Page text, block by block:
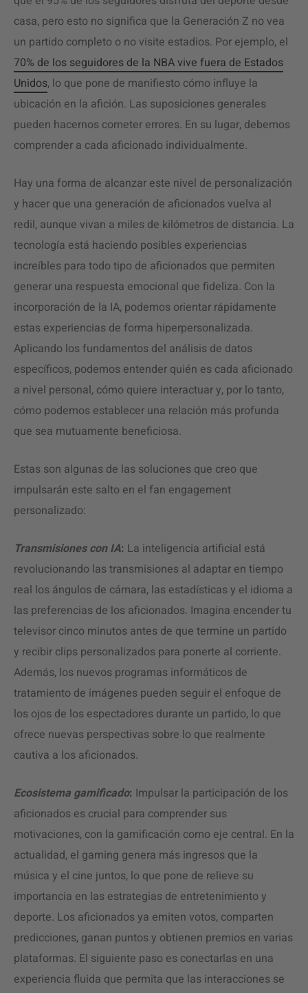
casa, pero esto no significa que la Generación Z no vea
un partido completo o no visite estadios. Por ejemplo, el
70% de los seguidores de la NBA vive fuera de Estados
Unidos, lo que pone de manifiesto cómo influye la
ubicación en la afición. Las suposiciones generales
pueden hacernos cometer errores. En su lugar, debemos
comprender a cada aficionado individualmente.
Hay una forma de alcanzar este nivel de personalización
y hacer que una generación de aficionados vuelva al
redil, aunque vivan a miles de kilómetros de distancia. La
tecnología está haciendo posibles experiencias
increíbles para todo tipo de aficionados que permiten
generar una respuesta emocional que fideliza. Con la
incorporación de la IA, podemos orientar rápidamente
estas experiencias de forma hiperpersonalizada.
Aplicando los fundamentos del análisis de datos
específicos, podemos entender quién es cada aficionado
a nivel personal, cómo quiere interactuar y, por lo tanto,
cómo podemos establecer una relación más profunda
que sea mutuamente beneficiosa.
Estas son algunas de las soluciones que creo que
impulsarán este salto en el fan engagement
personalizado:
Transmisiones con IA: La inteligencia artificial está
revolucionando las transmisiones al adaptar en tiempo
real los ángulos de cámara, las estadísticas y el idioma a
las preferencias de los aficionados. Imagina encender tu
televisor cinco minutos antes de que termine un partido
y recibir clips personalizados para ponerte al corriente.
Además, los nuevos programas informáticos de
tratamiento de imágenes pueden seguir el enfoque de
los ojos de los espectadores durante un partido, lo que
ofrece nuevas perspectivas sobre lo que realmente
cautiva a los aficionados.
Ecosistema gamificado: Impulsar la participación de los
aficionados es crucial para comprender sus
motivaciones, con la gamificación como eje central. En la
actualidad, el gaming genera más ingresos que la
música y el cine juntos, lo que pone de relieve su
importancia en las estrategias de entretenimiento y
deporte. Los aficionados ya emiten votos, comparten
predicciones, ganan puntos y obtienen premios en varias
plataformas. El siguiente paso es conectarlas en una
experiencia fluida que permita que las interacciones se